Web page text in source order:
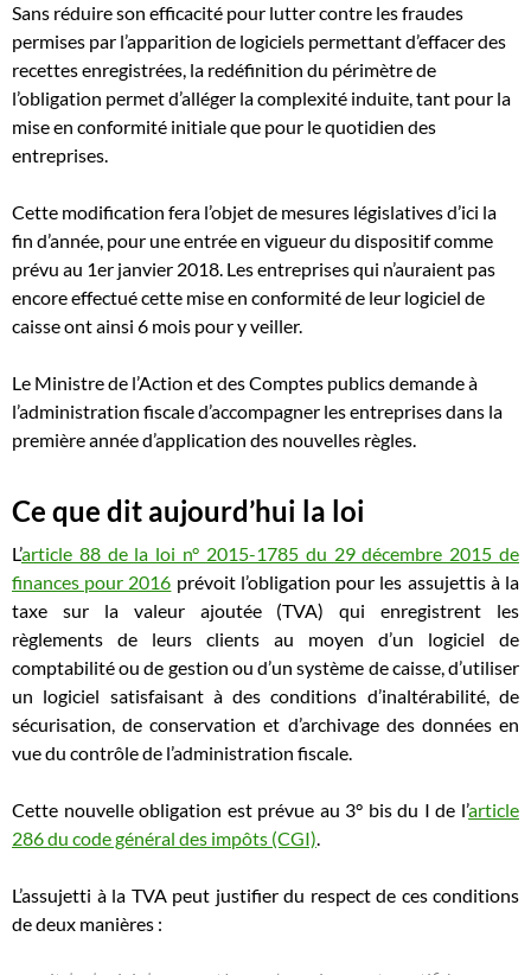
Sans réduire son efficacité pour lutter contre les fraudes
permises par l’apparition de logiciels permettant d’effacer des
recettes enregistrées, la redéfinition du périmètre de
l’obligation permet d’alléger la complexité induite, tant pour la
mise en conformité initiale que pour le quotidien des
entreprises.
Cette modification fera l’objet de mesures législatives d’ici la
fin d’année, pour une entrée en vigueur du dispositif comme
prévu au 1er janvier 2018. Les entreprises qui n’auraient pas
encore effectué cette mise en conformité de leur logiciel de
caisse ont ainsi 6 mois pour y veiller.
Le Ministre de l’Action et des Comptes publics demande à
l’administration fiscale d’accompagner les entreprises dans la
première année d’application des nouvelles règles.
Ce que dit aujourd’hui la loi
L’article 88 de la loi n° 2015-1785 du 29 décembre 2015 de
finances pour 2016 prévoit l’obligation pour les assujettis à la
taxe sur la valeur ajoutée (TVA) qui enregistrent les
règlements de leurs clients au moyen d’un logiciel de
comptabilité ou de gestion ou d’un système de caisse, d’utiliser
un logiciel satisfaisant à des conditions d’inaltérabilité, de
sécurisation, de conservation et d’archivage des données en
vue du contrôle de l’administration fiscale.
Cette nouvelle obligation est prévue au 3° bis du I de l’article
286 du code général des impôts (CGI).
L’assujetti à la TVA peut justifier du respect de ces conditions
de deux manières :